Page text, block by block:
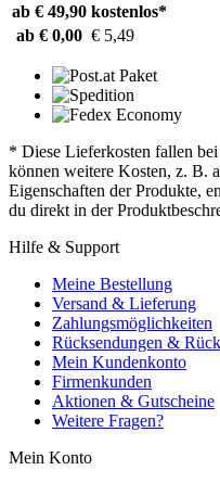
ab € 49,90 kostenlos*
ab € 0,00 € 5,49
* Diese Lieferkosten fallen
können weitere Kosten, z. B.
Eigenschaften der Produkte,
du direkt in der
Hilfe & Support
Meine Bestellung
Versand & Lieferung
Zahlungsmöglichkeiten
Rücksendungen &
Mein Kundenkonto
Firmenkunden
Aktionen & Gutscheine
Weitere Fragen?
Mein Konto